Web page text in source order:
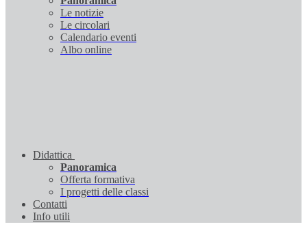
Le notizie
Le circolari
Calendario eventi
Albo online
Didattica
Panoramica
Offerta formativa
I progetti delle classi
Contatti
Info utili